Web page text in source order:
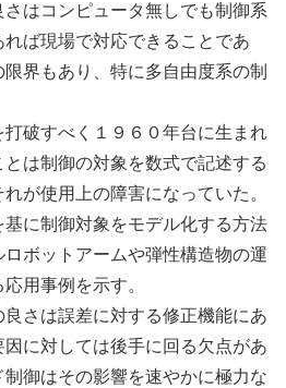
はコンピュータ無しでも制御系
ば現場で対応できることであ
界もあり、特に多自由度系の制
破すべく１９６０年台に生まれ
は制御の対象を数式で記述する
が使用上の障害になっていた。
に制御対象をモデル化する方法
ボットアームや弾性構造物の運
用事例を示す。
さは誤差に対する修正機能にあ
に対しては後手に回る欠点があ
御はその影響を速やかに極力な